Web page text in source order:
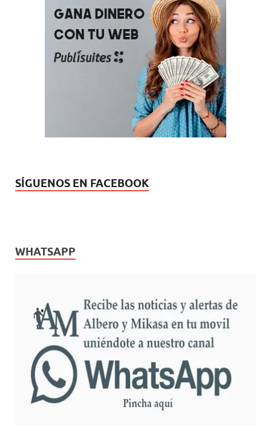
SÍGUENOS EN FACEBOOK
WHATSAPP